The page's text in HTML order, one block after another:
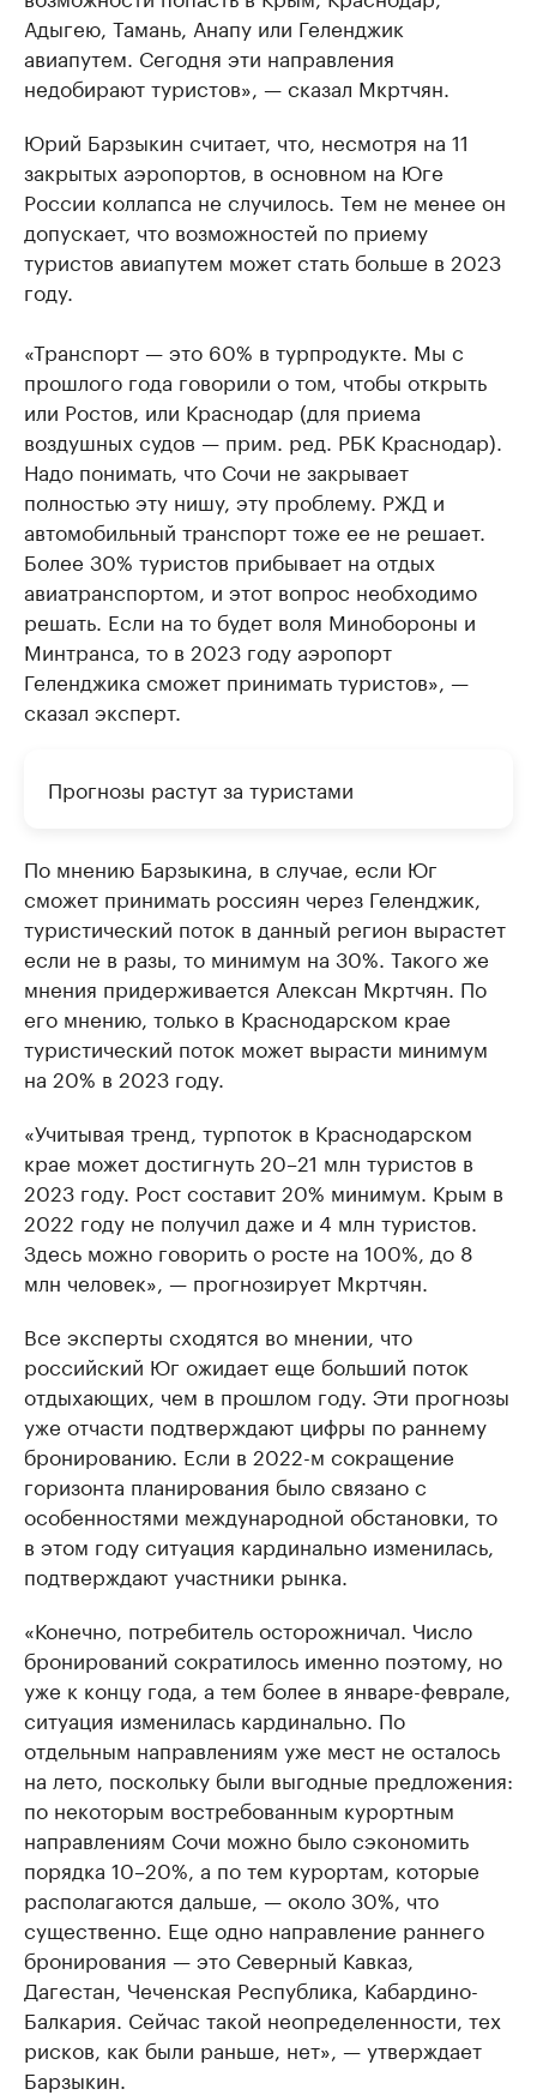
Адыгею, Тамань, Анапу или Геленджик
авиапутем. Сегодня эти направления
недобирают туристов», — сказал Мкртчян.
Юрий Барзыкин считает, что, несмотря на 11
закрытых аэропортов, в основном на Юге
России коллапса не случилось. Тем не менее он
допускает, что возможностей по приему
туристов авиапутем может стать больше в 2023
году.
«Транспорт — это 60% в турпродукте. Мы с
прошлого года говорили о том, чтобы открыть
или Ростов, или Краснодар (для приема
воздушных судов — прим. ред. РБК Краснодар).
Надо понимать, что Сочи не закрывает
полностью эту нишу, эту проблему. РЖД и
автомобильный транспорт тоже ее не решает.
Более 30% туристов прибывает на отдых
авиатранспортом, и этот вопрос необходимо
решать. Если на то будет воля Минобороны и
Минтранса, то в 2023 году аэропорт
Геленджика сможет принимать туристов», —
сказал эксперт.
Прогнозы растут за туристами
По мнению Барзыкина, в случае, если Юг
сможет принимать россиян через Геленджик,
туристический поток в данный регион вырастет
если не в разы, то минимум на 30%. Такого же
мнения придерживается Алексан Мкртчян. По
его мнению, только в Краснодарском крае
туристический поток может вырасти минимум
на 20% в 2023 году.
«Учитывая тренд, турпоток в Краснодарском
крае может достигнуть 20–21 млн туристов в
2023 году. Рост составит 20% минимум. Крым в
2022 году не получил даже и 4 млн туристов.
Здесь можно говорить о росте на 100%, до 8
млн человек», — прогнозирует Мкртчян.
Все эксперты сходятся во мнении, что
российский Юг ожидает еще больший поток
отдыхающих, чем в прошлом году. Эти прогнозы
уже отчасти подтверждают цифры по раннему
бронированию. Если в 2022-м сокращение
горизонта планирования было связано с
особенностями международной обстановки, то
в этом году ситуация кардинально изменилась,
подтверждают участники рынка.
«Конечно, потребитель осторожничал. Число
бронирований сократилось именно поэтому, но
уже к концу года, а тем более в январе-феврале,
ситуация изменилась кардинально. По
отдельным направлениям уже мест не осталось
на лето, поскольку были выгодные предложения:
по некоторым востребованным курортным
направлениям Сочи можно было сэкономить
порядка 10–20%, а по тем курортам, которые
располагаются дальше, — около 30%, что
существенно. Еще одно направление раннего
бронирования — это Северный Кавказ,
Дагестан, Чеченская Республика, Кабардино-
Балкария. Сейчас такой неопределенности, тех
рисков, как были раньше, нет», — утверждает
Барзыкин.